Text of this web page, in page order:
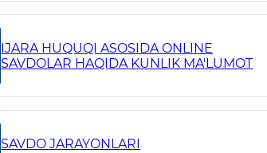
IJARA HUQUQI ASOSIDA ONLINE
SAVDOLAR HAQIDA KUNLIK MA'LUMOT
SAVDO JARAYONLARI